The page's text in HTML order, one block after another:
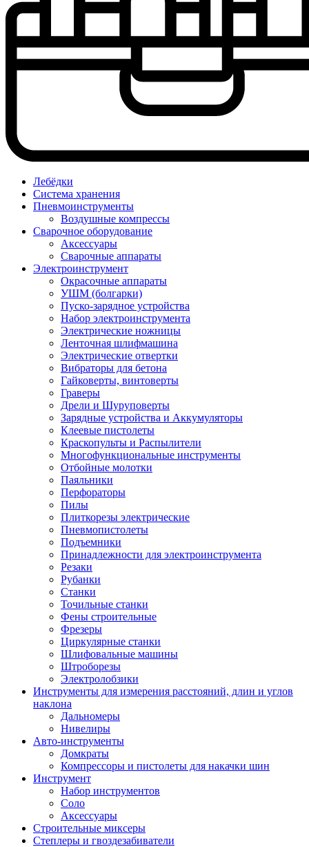
Лебёдки
Система хранения
Пневмоинструменты
Воздушные компрессы
Сварочное оборудование
Аксессуары
Сварочные аппараты
Электроинструмент
Окрасочные аппараты
УШМ (болгарки)
Пуско-зарядное устройства
Набор электроинструмента
Электрические ножницы
Ленточная шлифмашина
Электрические отвертки
Вибраторы для бетона
Гайковерты, винтоверты
Граверы
Дрели и Шуруповерты
Зарядные устройства и Аккумуляторы
Клеевые пистолеты
Краскопульты и Распылители
Многофункциональные инструменты
Отбойные молотки
Паяльники
Перфораторы
Пилы
Плиткорезы электрические
Пневмопистолеты
Подъемники
Принадлежности для электроинструмента
Резаки
Рубанки
Станки
Точильные станки
Фены строительные
Фрезеры
Циркулярные станки
Шлифовальные машины
Штроборезы
Электролобзики
Инструменты для измерения расстояний, длин и углов
наклона
Дальномеры
Нивелиры
Авто-инструменты
Домкраты
Компрессоры и пистолеты для накачки шин
Инструмент
Набор инструментов
Соло
Аксессуары
Строительные миксеры
Степлеры и гвоздезабиватели